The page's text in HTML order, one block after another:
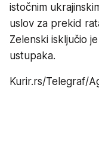
istočnim
uslov za prekid
Zelenski isključio
ustupaka.
Kurir.rs/Telegraf/